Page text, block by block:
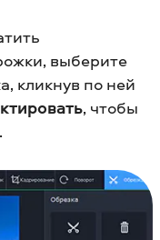
выберите
кликнув по ней
, чтобы